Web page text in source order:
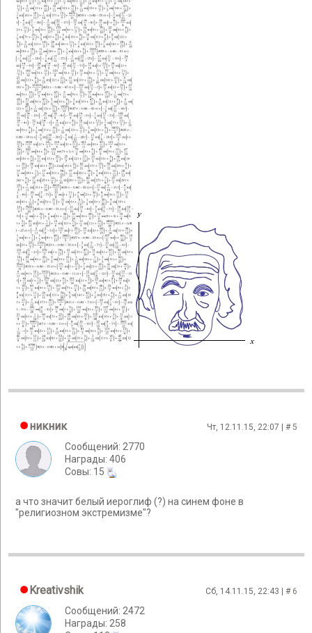
никник Чт, 12.11.15, 22:07 | #5
Сообщений: 2770
Награды: 406
Cовы: 15
а что значит белый иероглиф (?) на синем фоне в
"религиозном экстремизме"?
Kreativshik Сб, 14.11.15, 22:43 | # 6
Сообщений: 2472
Награды: 258